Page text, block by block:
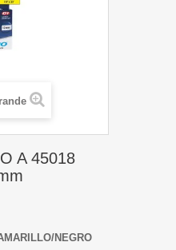
A 45018
NEGRO